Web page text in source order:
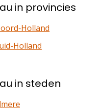
in provincies
Holland
Holland
in steden